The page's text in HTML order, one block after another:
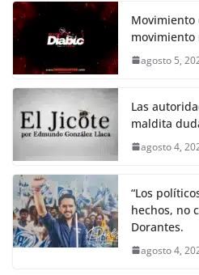
k
e
b
o
o
k
er s
A
p
y
k
Movimiento
movimiento
agosto 5,
Las
maldita
agosto 4,
“Los
hechos, no
Dorantes.
agosto 4,